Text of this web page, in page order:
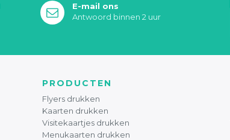
E-mail ons
Antwoord binnen 2 uur
PRODUCTEN
Flyers drukken
Kaarten drukken
Visitekaartjes drukken
Menukaarten drukken